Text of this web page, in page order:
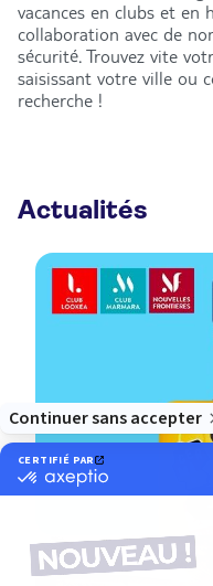
vacances en clubs et en
collaboration avec de
sécurité. Trouvez vite
saisissant votre ville ou
recherche !
Actualités